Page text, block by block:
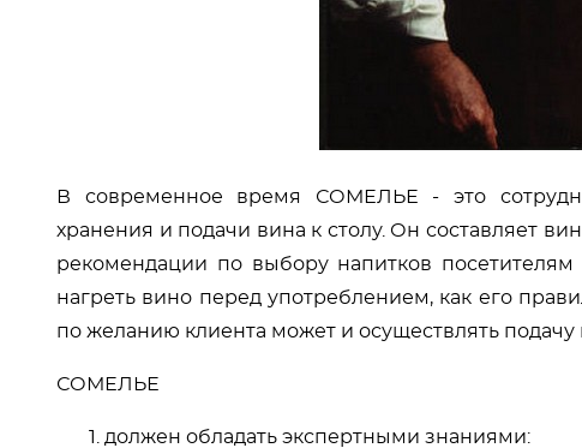
В современное время СОМЕЛЬЕ - это
хранения и подачи вина к столу. Он составляет
рекомендации по выбору напитков
нагреть вино перед употреблением, как его
по желанию клиента может и осуществлять подачу
СОМЕЛЬЕ
должен обладать экспертными знаниями: